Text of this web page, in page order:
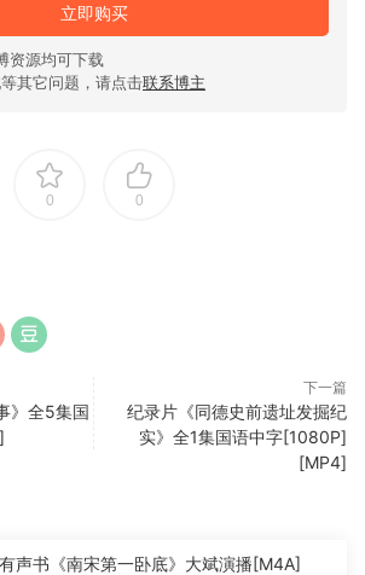
立即购买
资源均可下载
其它问题，请点击联系博主
0 0
》全5集国
下一篇
纪录片《同德史前遗址发掘纪
实》全1集国语中字[1080P]
[MP4]
有声书《南宋第一卧底》大斌演播[M4A]